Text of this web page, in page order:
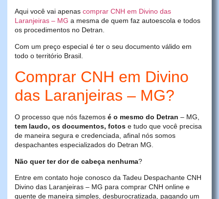
Aqui você vai apenas comprar CNH em Divino das
Laranjeiras – MG a mesma de quem faz autoescola e todos
os procedimentos no Detran.
Com um preço especial é ter o seu documento válido em
todo o território Brasil.
Comprar CNH em Divino
das Laranjeiras – MG?
O processo que nós fazemos é o mesmo do Detran – MG,
tem laudo, os documentos, fotos e tudo que você precisa
de maneira segura e credenciada, afinal nós somos
despachantes especializados do Detran MG.
Não quer ter dor de cabeça nenhuma?
Entre em contato hoje conosco da Tadeu Despachante CNH
Divino das Laranjeiras – MG para comprar CNH online e
quente de maneira simples, desburocratizada, pagando um